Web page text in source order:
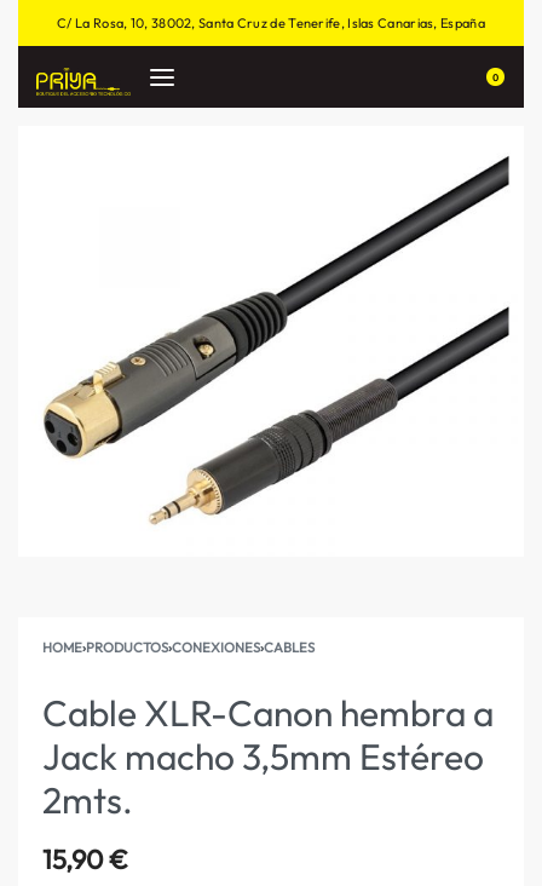
C/ La Rosa, 10, 38002, Santa Cruz de Tenerife, Islas Canarias, España
0
HOME›PRODUCTOS›CONEXIONES›CABLES
Cable XLR-Canon hembra a
Jack macho 3,5mm Estéreo
2mts.
15,90€